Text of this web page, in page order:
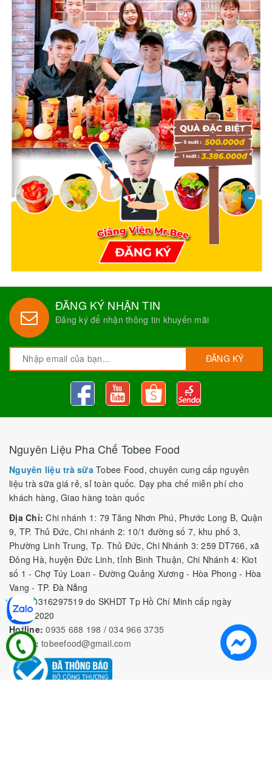
ĐĂNG KÝ NHẬN TIN
Đăng ký để nhận thông tin khuyến mãi
ĐĂNG KÝ
Nguyên Liệu Pha Chế Tobee Food
Nguyên liệu trà sữa Tobee Food, chuyên cung cấp nguyên
liệu trà sữa giá rẻ, sỉ toàn quốc. Dạy pha chế miễn phí cho
khách hàng, Giao hàng toàn quốc
Địa Chỉ: Chi nhánh 1: 79 Tăng Nhơn Phú, Phước Long B, Quận
9, TP. Thủ Đức, Chi nhánh 2: 10/1 đường số 7, khu phố 3,
Phường Linh Trung, Tp. Thủ Đức, Chi Nhánh 3: 259 DT766, xã
Đông Hà, huyện Đức Linh, tỉnh Bình Thuận, Chi Nhánh 4: Kiot
số 1 - Chợ Túy Loan - Đường Quảng Xương - Hòa Phong - Hòa
Vang - TP. Đà Nẵng
MST:
0316297519 do SKHDT Tp Hồ Chí Minh cấp ngày
28/05/2020
Hotline: 0935 688 198 / 034 966 3735
E-mail: tobeefood@gmail.com